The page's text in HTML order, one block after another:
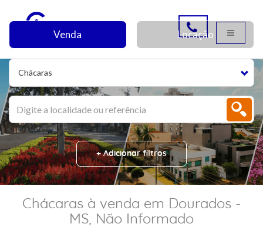
Chácaras
Venda Locação
+ Adicionar filtros
Chácaras à venda em Dourados -
MS, Não Informado